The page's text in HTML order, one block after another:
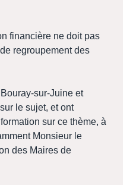
financière ne doit pas
regroupement des
sur-Juine et
le sujet, et ont
sur ce thème, à
Monsieur le
des Maires de